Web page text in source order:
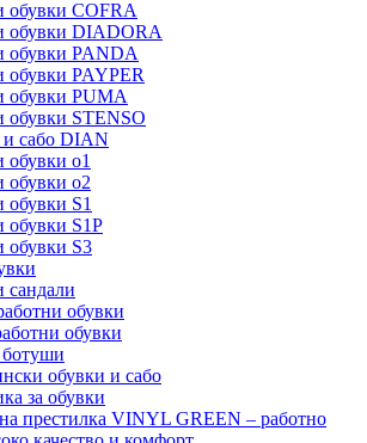
обувки COFRA
обувки DIADORA
обувки PANDA
обувки PAYPER
обувки PUMA
обувки STENSO
сабо DIAN
обувки o1
обувки o2
обувки S1
обувки S1P
обувки S3
сандали
обувки
обувки
обувки и сабо
за обувки